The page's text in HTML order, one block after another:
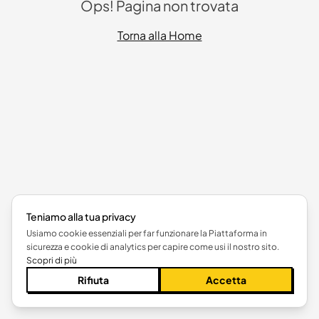
Ops! Pagina non trovata
Torna alla Home
Teniamo alla tua privacy
Usiamo cookie essenziali per far funzionare la Piattaforma in
sicurezza e cookie di analytics per capire come usi il nostro sito.
Scopri di più
Rifiuta Accetta